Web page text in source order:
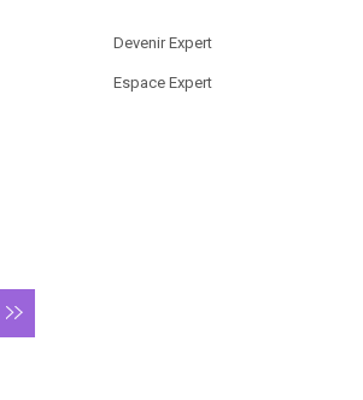
Devenir Expert
Espace Expert